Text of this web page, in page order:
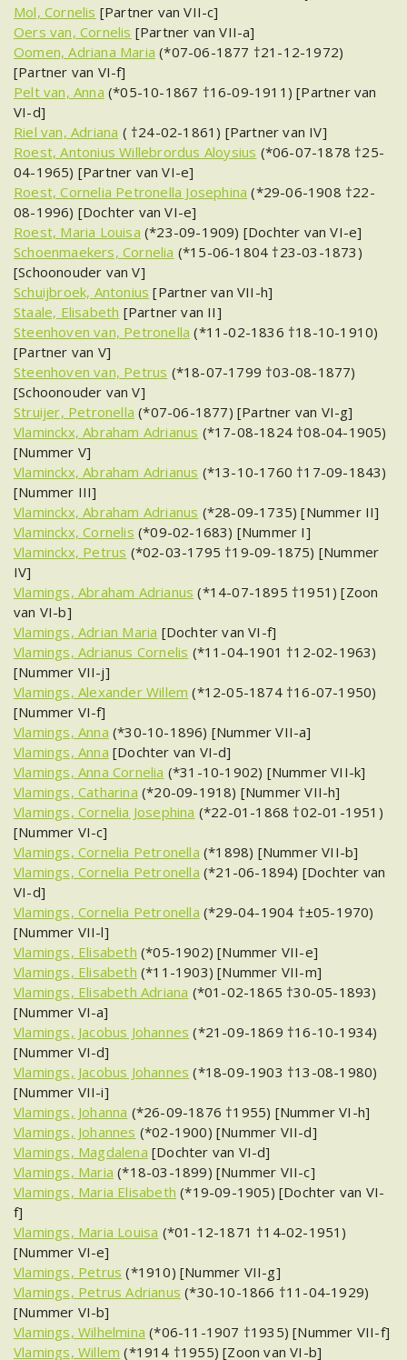
Mol, Cornelis [Partner van VII-c]
Oers van, Cornelis [Partner van VII-a]
Oomen, Adriana Maria (*07-06-1877 †21-12-1972)
[Partner van VI-f]
Pelt van, Anna (*05-10-1867 †16-09-1911) [Partner van
VI-d]
Riel van, Adriana ( †24-02-1861) [Partner van IV]
Roest, Antonius Willebrordus Aloysius (*06-07-1878 †25-
04-1965) [Partner van VI-e]
Roest, Cornelia Petronella Josephina (*29-06-1908 †22-
08-1996) [Dochter van VI-e]
Roest, Maria Louisa (*23-09-1909) [Dochter van VI-e]
Schoenmaekers, Cornelia (*15-06-1804 †23-03-1873)
[Schoonouder van V]
Schuijbroek, Antonius [Partner van VII-h]
Staale, Elisabeth [Partner van II]
Steenhoven van, Petronella (*11-02-1836 †18-10-1910)
[Partner van V]
Steenhoven van, Petrus (*18-07-1799 †03-08-1877)
[Schoonouder van V]
Struijer, Petronella (*07-06-1877) [Partner van VI-g]
Vlaminckx, Abraham Adrianus (*17-08-1824 †08-04-1905)
[Nummer V]
Vlaminckx, Abraham Adrianus (*13-10-1760 †17-09-1843)
[Nummer III]
Vlaminckx, Abraham Adrianus (*28-09-1735) [Nummer II]
Vlaminckx, Cornelis (*09-02-1683) [Nummer I]
Vlaminckx, Petrus (*02-03-1795 †19-09-1875) [Nummer
IV]
Vlamings, Abraham Adrianus (*14-07-1895 †1951) [Zoon
van VI-b]
Vlamings, Adrian Maria [Dochter van VI-f]
Vlamings, Adrianus Cornelis (*11-04-1901 †12-02-1963)
[Nummer VII-j]
Vlamings, Alexander Willem (*12-05-1874 †16-07-1950)
[Nummer VI-f]
Vlamings, Anna (*30-10-1896) [Nummer VII-a]
Vlamings, Anna [Dochter van VI-d]
Vlamings, Anna Cornelia (*31-10-1902) [Nummer VII-k]
Vlamings, Catharina (*20-09-1918) [Nummer VII-h]
Vlamings, Cornelia Josephina (*22-01-1868 †02-01-1951)
[Nummer VI-c]
Vlamings, Cornelia Petronella (*1898) [Nummer VII-b]
Vlamings, Cornelia Petronella (*21-06-1894) [Dochter van
VI-d]
Vlamings, Cornelia Petronella (*29-04-1904 †±05-1970)
[Nummer VII-l]
Vlamings, Elisabeth (*05-1902) [Nummer VII-e]
Vlamings, Elisabeth (*11-1903) [Nummer VII-m]
Vlamings, Elisabeth Adriana (*01-02-1865 †30-05-1893)
[Nummer VI-a]
Vlamings, Jacobus Johannes (*21-09-1869 †16-10-1934)
[Nummer VI-d]
Vlamings, Jacobus Johannes (*18-09-1903 †13-08-1980)
[Nummer VII-i]
Vlamings, Johanna (*26-09-1876 †1955) [Nummer VI-h]
Vlamings, Johannes (*02-1900) [Nummer VII-d]
Vlamings, Magdalena [Dochter van VI-d]
Vlamings, Maria (*18-03-1899) [Nummer VII-c]
Vlamings, Maria Elisabeth (*19-09-1905) [Dochter van VI-
f]
Vlamings, Maria Louisa (*01-12-1871 †14-02-1951)
[Nummer VI-e]
Vlamings, Petrus (*1910) [Nummer VII-g]
Vlamings, Petrus Adrianus (*30-10-1866 †11-04-1929)
[Nummer VI-b]
Vlamings, Wilhelmina (*06-11-1907 †1935) [Nummer VII-f]
Vlamings, Willem (*1914 †1955) [Zoon van VI-b]